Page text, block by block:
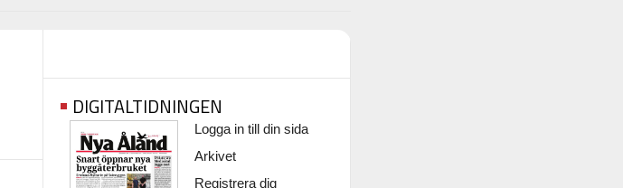
DIGITALTIDNINGEN
Logga in till din sida
Arkivet
Registrera dig